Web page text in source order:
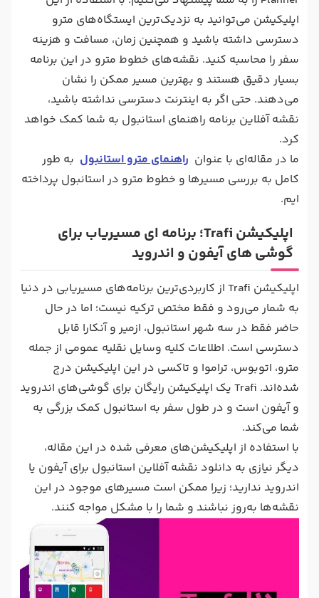
اپلیکیشن می‌توانید به نزدیک‌ترین ایستگاه‌های مترو
دسترسی داشته باشید و همچنین زمان، مسافت و هزینه
سفر را محاسبه کنید. نقشه‌های خطوط مترو در این برنامه
بسیار دقیق هستند و بهترین مسیر ممکن را نشان
می‌دهند. حتی اگر به اینترنت دسترسی نداشته باشید،
نقشه آفلاین برنامه راهنمای استانبول به شما کمک خواهد
کرد.
ما در مقاله‌ای با عنوان راهنمای مترو استانبول به طور
کامل به بررسی مسیر‌ها و خطوط مترو در استانبول پرداخته
ایم.
اپلیکیشن Trafi؛ برنامه ‌ای مسیریاب برای
گوشی‌ های آیفون و اندروید
اپلیکیشن Trafi از کاربردی‌ترین برنامه‌های مسیریابی در دنیا
به شمار می‌رود و فقط مختص ترکیه نیست؛ اما در حال
حاضر فقط در سه شهر استانبول، ازمیر و آنکارا قابل
دسترسی است. اطلاعات کلیه وسایل نقلیه عمومی از جمله
مترو، اتوبوس، تراموا و تاکسی در این اپلیکیشن درج
شده‌اند. Trafi یک اپلیکیشن رایگان برای گوشی‌های اندروید
و آیفون است و در طول سفر به استانبول کمک بزرگی به
شما می‌کند.
با استفاده از اپلیکیشن‌های معرفی شده در این مقاله،
دیگر نیازی به دانلود نقشه آفلاین استانبول برای آیفون یا
اندروید ندارید؛ زیرا ممکن است مسیرهای موجود در این
نقشه‌ها به‌روز نباشند و شما را با مشکل مواجه کنند.